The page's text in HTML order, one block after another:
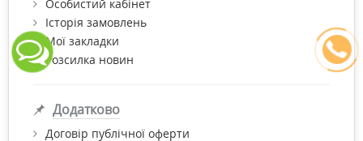
Особистий кабінет
Історія замовлень
Мої закладки
Розсилка новин
Додатково
Договір публічної оферти